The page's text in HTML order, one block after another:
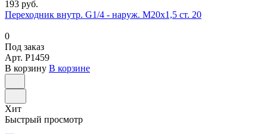
193 руб.
Переходник внутр. G1/4 - наруж. М20х1,5 ст. 20
0
Под заказ
Арт. P1459
В корзину В корзине
Хит
Быстрый просмотр